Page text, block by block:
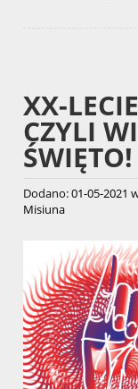
XX-
CZYLI
ŚWIĘTO!
Dodano:01-05-2021
Misiuna